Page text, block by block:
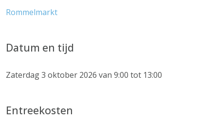
Rommelmarkt
Datum en tijd
Zaterdag 3 oktober 2026 van 9:00 tot 13:00
Entreekosten